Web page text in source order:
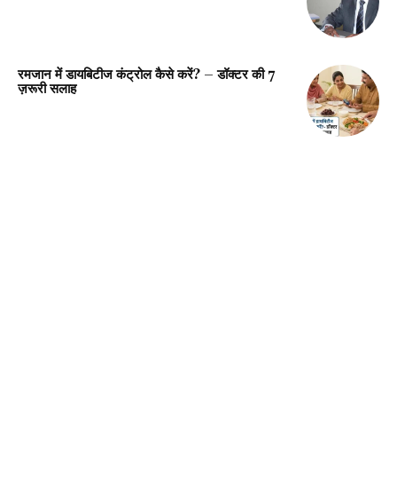
रमजान में डायबिटीज कंट्रोल कैसे करें? – डॉक्टर की 7
ज़रूरी सलाह